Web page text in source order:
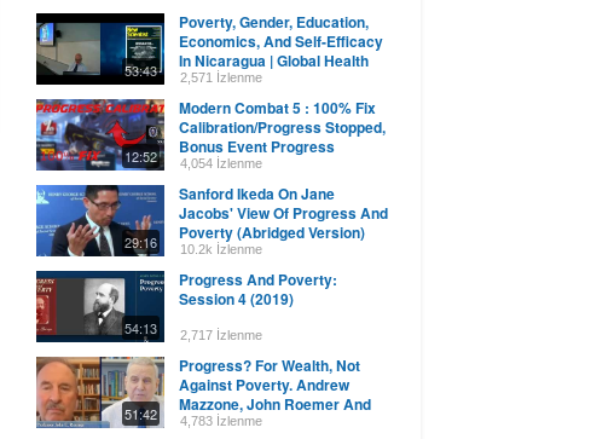
53:43
Poverty, Gender, Education,
Economics, And Self-Efficacy
In Nicaragua | Global Health
Lecture Series
2,571 İzlenme
12:52
Modern Combat 5 : 100% Fix
Calibration/Progress Stopped,
Bonus Event Progress
Stopped.
4,054 İzlenme
29:16
Sanford Ikeda On Jane
Jacobs' View Of Progress And
Poverty (Abridged Version)
10.2k İzlenme
54:13
Progress And Poverty:
Session 4 (2019)
2,717 İzlenme
51:42
Progress? For Wealth, Not
Against Poverty. Andrew
Mazzone, John Roemer And
The View From Yale
4,783 İzlenme